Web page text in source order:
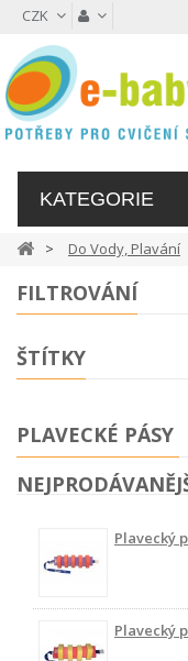
CZK
KATEGORIE
Do Vody, Plavání
FILTROVÁNÍ
ŠTÍTKY
PLAVECKÉ PÁSY
Plavecký
Plavecký